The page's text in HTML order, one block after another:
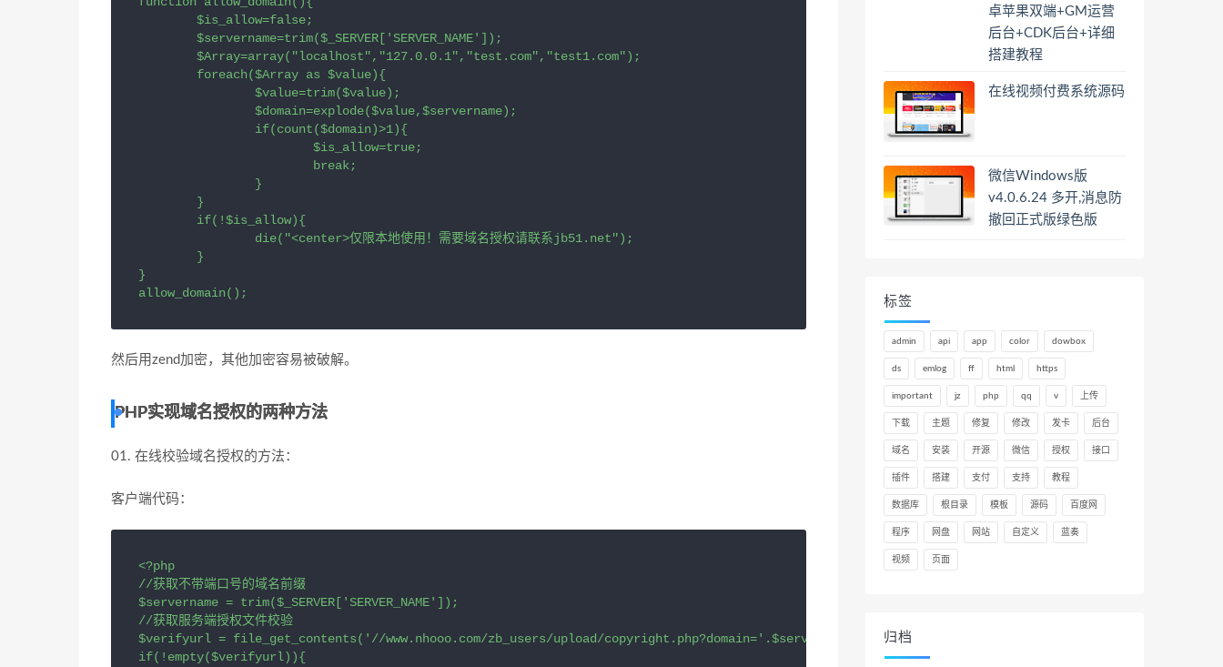
}
allow_domain();
然后用zend加密，其他加密容易被破解。
PHP实现域名授权的两种方法
01. 在线校验域名授权的方法：
客户端代码：
<?php
//获取不带端口号的域名前缀
$servername = trim($_SERVER['SERVER_NAME']);
//获取服务端授权文件校验
$verifyurl = file_get_contents('//www.nhooo.com/zb_users/upload/copyright.php?domain='.$servername);
if(!empty($verifyurl)){
卓苹果双端+GM运营
后台+CDK后台+详细
搭建教程
在线视频付费系统源码
微信Windows版
v4.0.6.24 多开,消息防
撤回正式版绿色版
标签
admin api app color dowbox
ds emlog ff html https
important jz php qq v 上传
下载 主题 修复 修改 发卡 后台
域名 安装 开源 微信 授权 接口
插件 搭建 支付 支持 教程
数据库 根目录 模板 源码 百度网
程序 网盘 网站 自定义 蓝奏
视频 页面
归档